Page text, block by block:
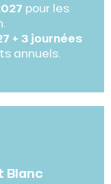
pour les
+ 3 journées
annuels.
Blanc